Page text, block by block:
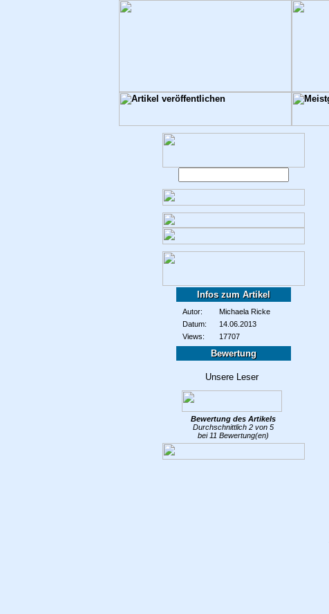
Infos zum Artikel
Autor:
Michaela Ricke
Datum:
14.06.2013
Views:
17707
Bewertung
Bewertung des Artikels
Durchschnittlich 2 von 5
bei 11 Bewertung(en)